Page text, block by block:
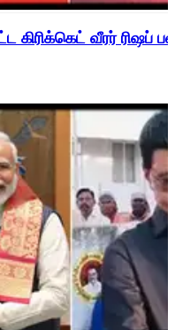
கிரிக்கெட் வீரர்